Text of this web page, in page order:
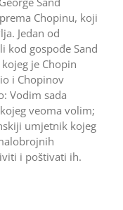
Chopinu, koji
Jedan od
kod gospođe Sand
je Chopin
i Chopinov
Vodim sada
veoma volim;
umjetnik kojeg
i poštivati ih.